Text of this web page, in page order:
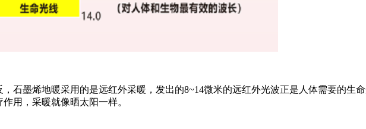
石墨烯地暖采用的是远红外采暖，发出的8~14微米的远红外光波正是人体需要的生
用，采暖就像晒太阳一样。